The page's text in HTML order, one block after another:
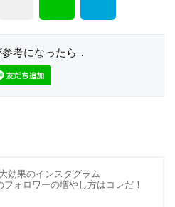
考になったら...
効果のインスタグラム
フォロワーの増やし方はコレだ！